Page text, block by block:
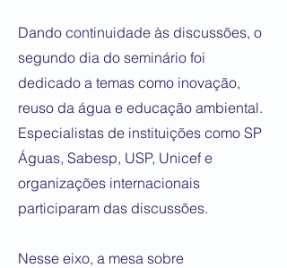
Dando continuidade às discussões, o
segundo dia do seminário foi
dedicado a temas como inovação,
reuso da água e educação ambiental.
Especialistas de instituições como SP
Águas, Sabesp, USP, Unicef e
organizações internacionais
participaram das discussões.
Nesse eixo, a mesa sobre